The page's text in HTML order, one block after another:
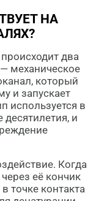
НА
два
механическое
который
и запускает
используется в
и
Когда
её кончик
точке контакта